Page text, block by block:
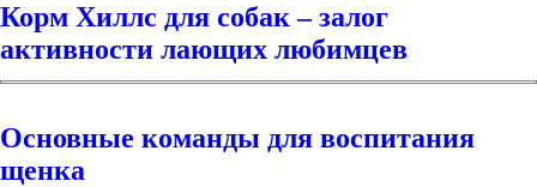
Корм Хиллс для собак – залог
активности лающих любимцев
Основные команды для воспитания
щенка